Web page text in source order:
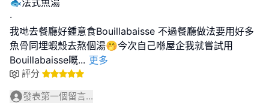
🐟法式魚湯
·
我哋去餐廳好鍾意食Bouillabaisse 不過餐廳做法要用好多
魚骨同埋蝦殼去熬個湯🤭今次自己喺屋企我就嘗試用
Bouillabaisse嘅... 更多
評分
發表第一個留言...